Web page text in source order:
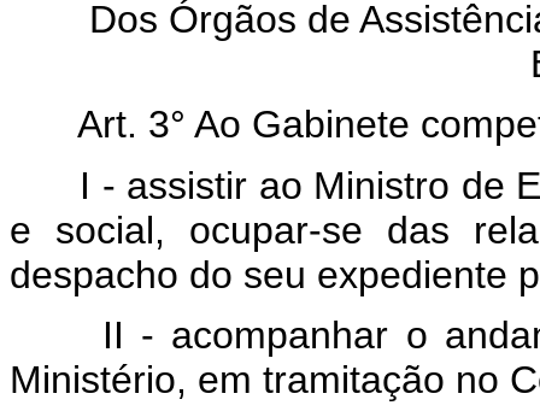
Dos Órgãos de
Art. 3° Ao Gabinete
I - assistir ao Ministro de
e social, ocupar-se das
despacho do seu expediente
II - acompanhar o
Ministério, em tramitação no